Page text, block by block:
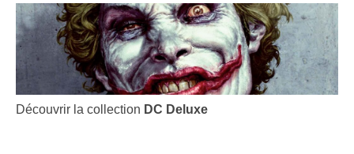
Découvrir la collection DC Deluxe